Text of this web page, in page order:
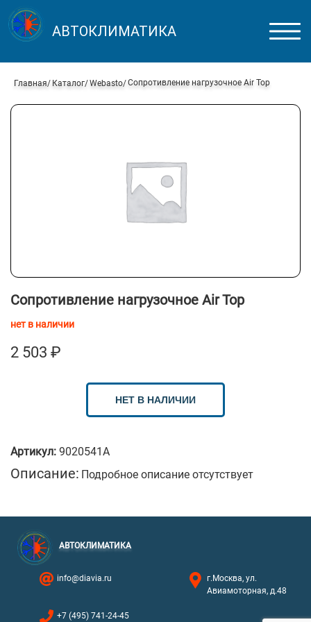
АВТОКЛИМАТИКА
Главная Каталог Webasto Сопротивление нагрузочное Air Top
Сопротивление нагрузочное Air Top
нет в наличии
2 503 ₽
НЕТ В НАЛИЧИИ
Артикул: 9020541A
Описание: Подробное описание отсутствует
АВТОКЛИМАТИКА
info@diavia.ru
г.Москва, ул.
Авиамоторная, д.48
+7 (495) 741-24-45